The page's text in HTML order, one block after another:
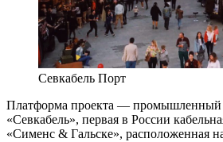
Севкабель Порт
Платформа проекта — промышленный
«Севкабель», первая в России
«Сименс & Гальске», расположенная